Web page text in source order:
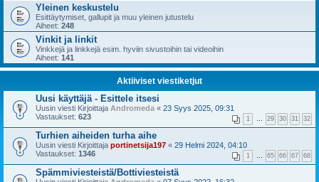
Yleinen keskustelu
Esittäytymiset, gallupit ja muu yleinen jutustelu
Aiheet: 248
Vinkit ja linkit
Vinkkejä ja linkkejä esim. hyviin sivustoihin tai videoihin
Aiheet: 141
Aktiiviset viestiketjut
Uusi käyttäjä - Esittele itsesi
Uusin viesti Kirjoittaja Andromeda « 23 Syys 2025, 09:31
Vastaukset: 623 1 29 30 31 32
Turhien aiheiden turha aihe
Uusin viesti Kirjoittaja portinetsija197 « 29 Helmi 2024, 04:10
Vastaukset: 1346 1 65 66 67 68
Spämmiviesteistä/Bottiviesteistä